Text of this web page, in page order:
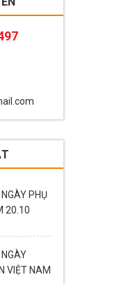
PHỤ
20.10
VIỆT NAM